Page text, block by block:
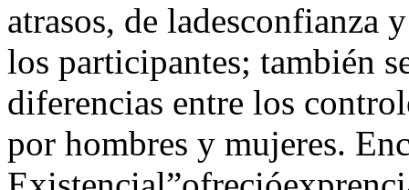
atrasos, de ladesconfianza
los participantes; también
diferencias entre los
por hombres y mujeres.